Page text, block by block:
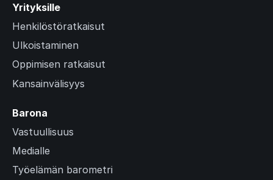
Yrityksille
Henkilöstöratkaisut
Ulkoistaminen
Oppimisen ratkaisut
Kansainvälisyys
Barona
Vastuullisuus
Medialle
Työelämän barometri